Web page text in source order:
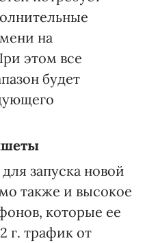
на
этом все
будет
запуска новой
также и высокое
которые ее
г. трафик от